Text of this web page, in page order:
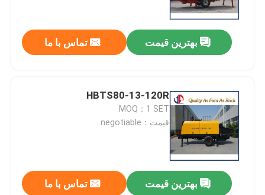
بهترین قیمت تماس با ما
HBTS80-13-120R
MOQ：1 SET
قیمت：negotiable
بهترین قیمت تماس با ما